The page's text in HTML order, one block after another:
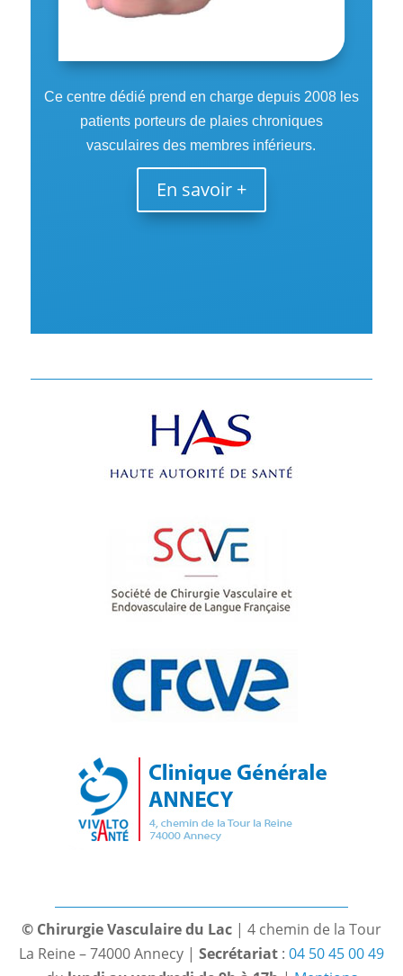
Ce centre dédié prend en charge depuis 2008 les
patients porteurs de plaies chroniques
vasculaires des membres inférieurs.
En savoir +
© Chirurgie Vasculaire du Lac | 4 chemin de la Tour
La Reine – 74000 Annecy | Secrétariat : 04 50 45 00 49